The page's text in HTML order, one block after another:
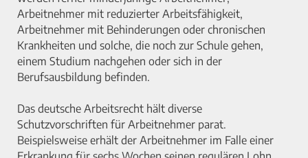
Arbeitnehmer mit reduzierter Arbeitsfähigkeit,
Arbeitnehmer mit Behinderungen oder chronischen
Krankheiten und solche, die noch zur Schule gehen,
einem Studium nachgehen oder sich in der
Berufsausbildung befinden.
Das deutsche Arbeitsrecht hält diverse
Schutzvorschriften für Arbeitnehmer parat.
Beispielsweise erhält der Arbeitnehmer im Falle einer